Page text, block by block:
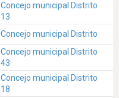
Concejo municipal Distrito
13
Concejo municipal Distrito
Concejo municipal Distrito
43
Concejo municipal Distrito
18